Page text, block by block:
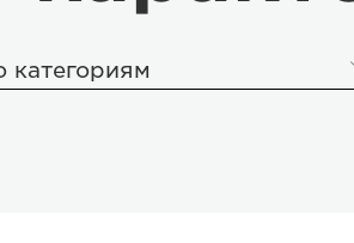
категориям